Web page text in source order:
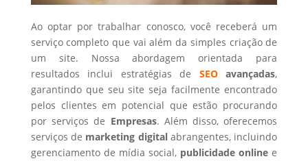
Ao optar por trabalhar conosco, você receberá um
serviço completo que vai além da simples criação de
um site. Nossa abordagem orientada para
resultados inclui estratégias de SEOavançadas,
garantindo que seu site seja facilmente encontrado
pelos clientes em potencial que estão procurando
por serviços de Empresas. Além disso, oferecemos
serviços de marketing digital abrangentes, incluindo
gerenciamento de mídia social, publicidade online e